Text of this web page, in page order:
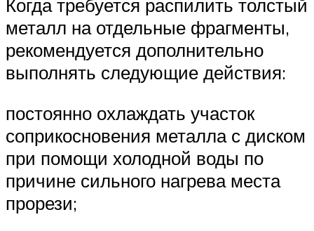
Когда требуется распилить толстый
металл на отдельные фрагменты,
рекомендуется дополнительно
выполнять следующие действия:
постоянно охлаждать участок
соприкосновения металла с диском
при помощи холодной воды по
причине сильного нагрева места
прорези;